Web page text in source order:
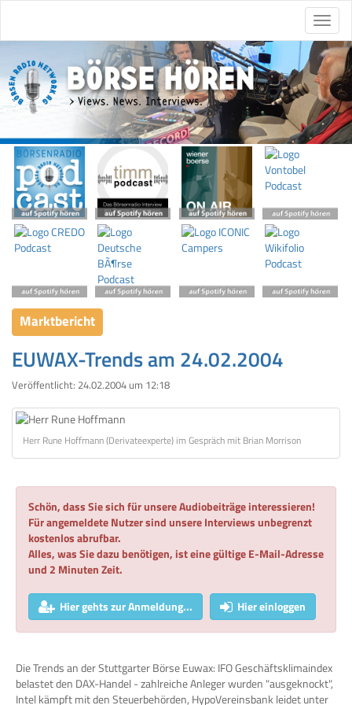
Marktbericht
EUWAX-Trends am 24.02.2004
Veröffentlicht: 24.02.2004 um 12:18
Herr Rune Hoffmann (Derivateexperte) im Gespräch mit Brian Morrison
Schön, dass Sie sich für unsere Audiobeiträge interessieren!
Für angemeldete Nutzer sind unsere Interviews unbegrenzt
kostenlos abrufbar.
Alles, was Sie dazu benötigen, ist eine gültige E-Mail-Adresse
und 2 Minuten Zeit.
Hier gehts zur Anmeldung... Hier einloggen
Die Trends an der Stuttgarter Börse Euwax: IFO Geschäftsklimaindex
belastet den DAX-Handel - zahlreiche Anleger wurden "ausgeknockt",
Intel kämpft mit den Steuerbehörden, HypoVereinsbank leidet unter